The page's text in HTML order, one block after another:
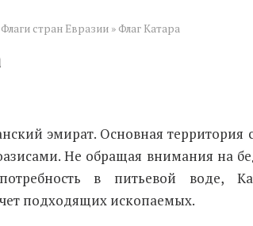
Флаги стран Евразии » Флаг Катара
эмират. Основная территория
Не обращая внимания на
в питьевой воде,
подходящих ископаемых.